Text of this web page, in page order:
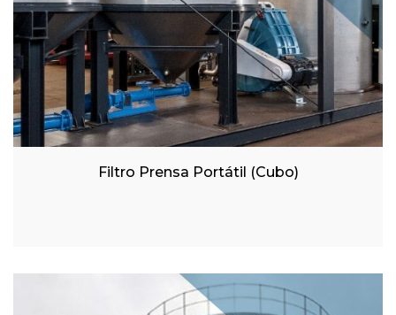
Filtro Prensa Portátil (Cubo)